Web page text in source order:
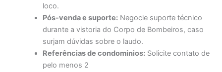
loco.
Pós-venda e suporte: Negocie suporte técnico
durante a vistoria do Corpo de Bombeiros, caso
surjam dúvidas sobre o laudo.
Referências de condominios: Solicite contato de
pelo menos 2